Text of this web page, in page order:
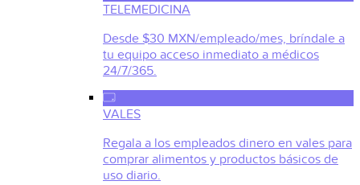
TELEMEDICINA
Desde $30 MXN/empleado/mes, bríndale a
tu equipo acceso inmediato a médicos
24/7/365.
VALES
Regala a los empleados dinero en vales para
comprar alimentos y productos básicos de
uso diario.